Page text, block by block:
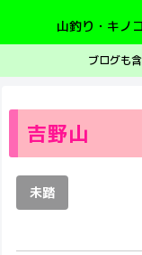
山釣り・キノコ
ブログも
吉野山
未踏